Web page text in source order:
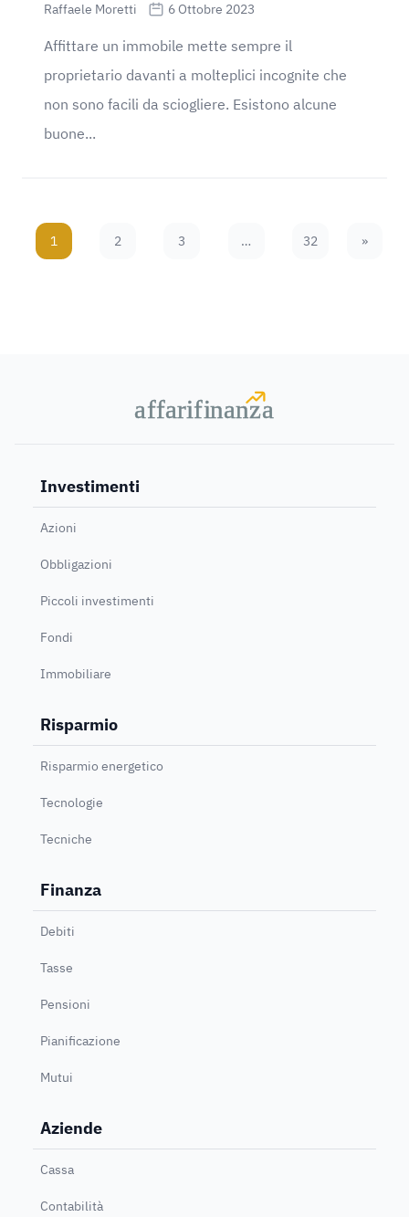
Raffaele Moretti 6 Ottobre 2023
Affittare un immobile mette sempre il
proprietario davanti a molteplici incognite che
non sono facili da sciogliere. Esistono alcune
buone...
1 2 3 … 32 Next
»
affarifinanza
affarifinanza
Investimenti
Azioni
Obbligazioni
Piccoli investimenti
Fondi
Immobiliare
Risparmio
Risparmio energetico
Tecnologie
Tecniche
Finanza
Debiti
Tasse
Pensioni
Pianificazione
Mutui
Aziende
Cassa
Contabilità